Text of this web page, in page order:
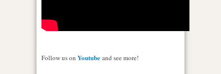
Follow us on Youtube and see more!